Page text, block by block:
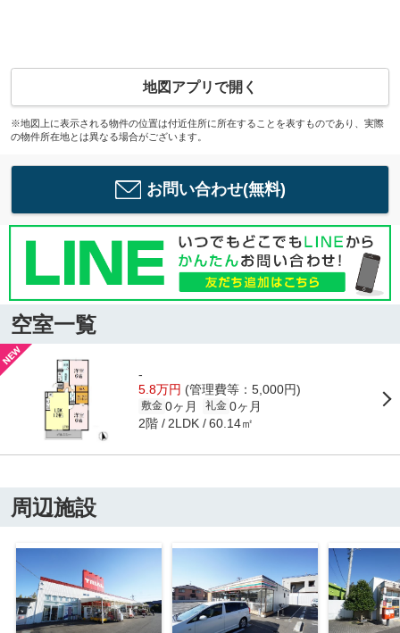
地図アプリで開く
※地図上に表示される物件の位置は付近住所に所在することを表すものであり、実際
の物件所在地とは異なる場合がございます。
お問い合わせ(無料)
空室一覧
-
5.8万円 (管理費等：5,000円)
敷金 0ヶ月 礼金 0ヶ月
2階 2LDK 60.14㎡
周辺施設